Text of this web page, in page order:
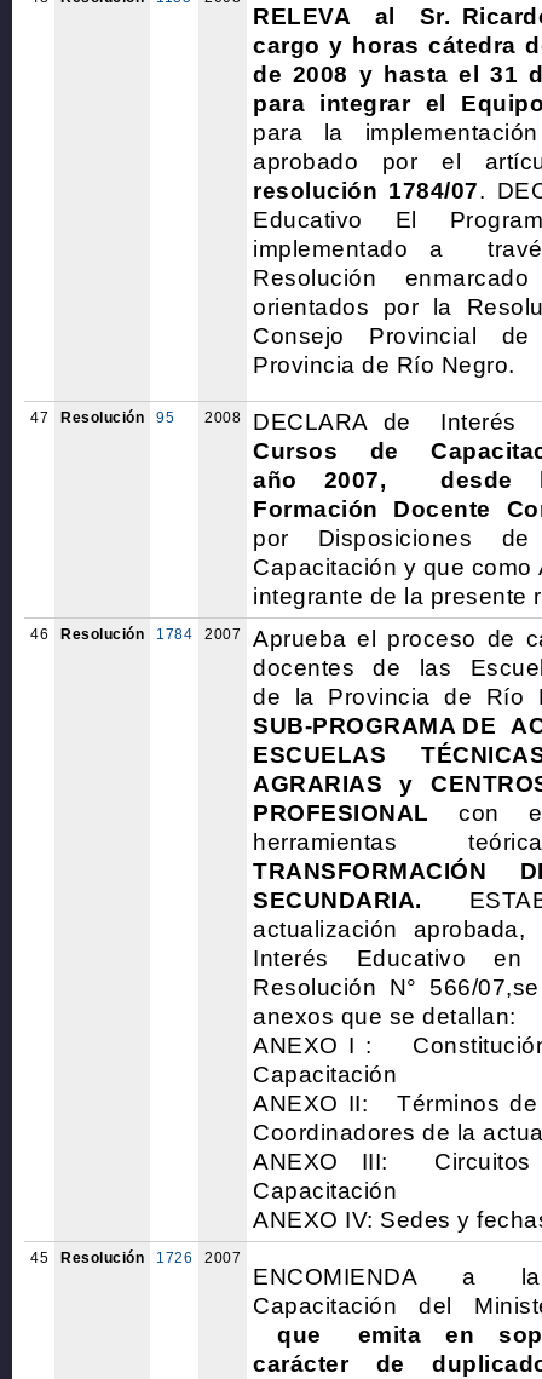
RELEVA al Sr.
cargo y horas cátedra
de 2008 y hasta el 31
para integrar el
para la
aprobado por el
resolución 1784/07.
Educativo El
implementado a
Resolución
orientados por la
Consejo Provincial
Provincia de Río Negro.
47 Resolución 95 2008
DECLARA de
Cursos de
año 2007, desde
Formación Docente
por Disposiciones
Capacitación y que como
integrante de la presente
46 Resolución 1784 2007
Aprueba el proceso de
docentes de las
de la Provincia de Río
SUB-PROGRAMA DE
ESCUELAS
AGRARIAS y
PROFESIONAL con
herramientas
TRANSFORMACIÓN
SECUNDARIA.
actualización
Interés Educativo
Resolución N° 566/
anexos que se detallan:
ANEXO I :
Capacitación
ANEXO II: Términos de
Coordinadores de la
ANEXO III:
Capacitación
ANEXO IV: Sedes y
45 Resolución 1726 2007
ENCOMIENDA a la
Capacitación del
que emita en
carácter de